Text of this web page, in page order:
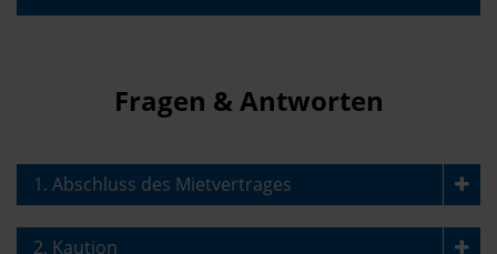
Fragen & Antworten
1. Abschluss des Mietvertrages
2. Kaution